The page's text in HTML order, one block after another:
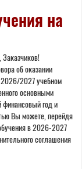
на
об оказании
2026/2027 учебном
основными
финансовый год и
Вы можете, перейдя
в 2026-2027
соглашения